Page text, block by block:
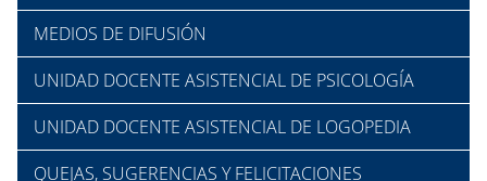
MEDIOS DE DIFUSIÓN
UNIDAD DOCENTE ASISTENCIAL DE PSICOLOGÍA
UNIDAD DOCENTE ASISTENCIAL DE LOGOPEDIA
QUEJAS, SUGERENCIAS Y FELICITACIONES